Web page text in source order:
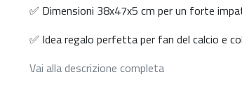
✅ Dimensioni 38x47x5 cm per un forte
✅ Idea regalo perfetta per fan del calcio e
Vai alla descrizione completa